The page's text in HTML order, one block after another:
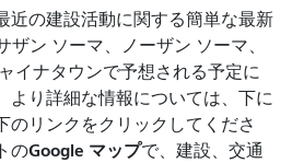
近の建設活動に関する簡単な最新
ザン ソーマ、ノーザン ソーマ、
イナタウンで予想される予定に
より詳細な情報については、下に
のリンクをクリックしてくださ
のGoogle マップで、建設、交通